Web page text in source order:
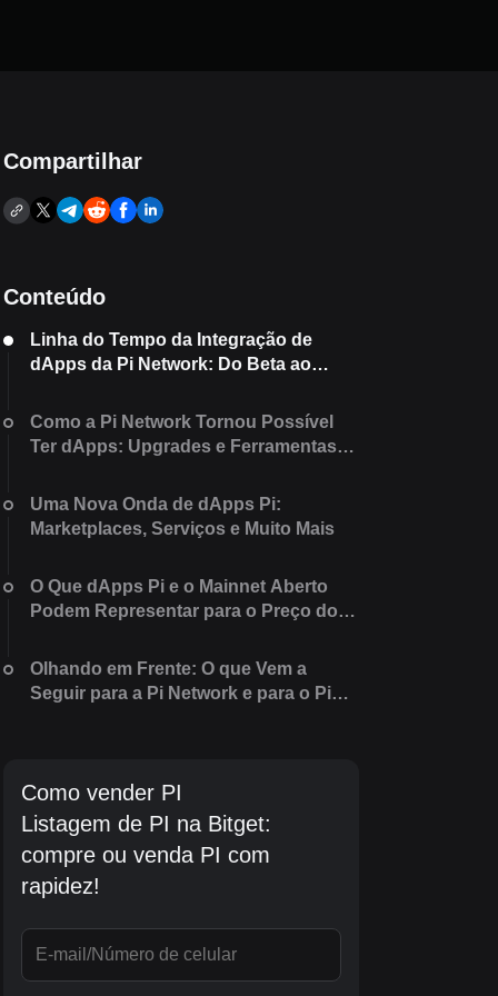
Compartilhar
Conteúdo
Linha do Tempo da Integração de
dApps da Pi Network: Do Beta ao
Como a Pi Network Tornou Possível
Ter dApps: Upgrades e Ferramentas
Uma Nova Onda de dApps Pi:
Marketplaces, Serviços e Muito Mais
O Que dApps Pi e o Mainnet Aberto
Podem Representar para o Preço do Pi
Olhando em Frente: O que Vem a
Seguir para a Pi Network e para o Pi
Como vender PI
Listagem de PI na Bitget:
compre ou venda PI com
rapidez!